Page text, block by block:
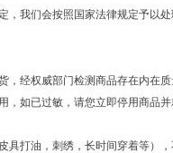
我们会按照国家法律规定予以处
经权威部门检测商品存在内在质
，如已过敏，请您立即停用商品
打油，刺绣，长时间穿着等），